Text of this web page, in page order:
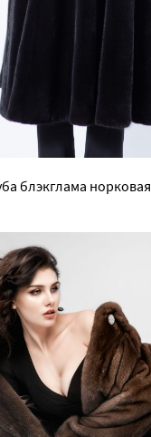
блэкглама норковая